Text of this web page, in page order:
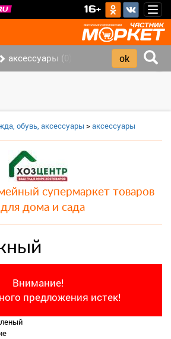
16+
(0)
аксессуары (0)
обувь, аксессуары >аксессуары
супермаркет товаров
для дома и сада
Внимание!
предложения истек!
›